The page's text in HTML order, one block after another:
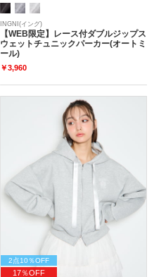
INGNI(イング)
【WEB限定】レース付ダブルジップス
ウェットチュニックパーカー(オートミ
ール)
￥3,960
2点10％OFF
17％OFF